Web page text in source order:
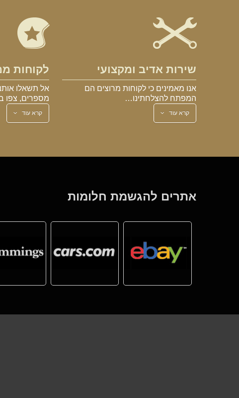
שירות אדיב ומקצועי
אנו מאמינים כי לקוחות מרוצים הם
המפתח להצלחתינו…
קרא עוד
לקוחות
אל תשאלו
מספרים, צפו
קרא עוד
אתרים להגשמת חלומות